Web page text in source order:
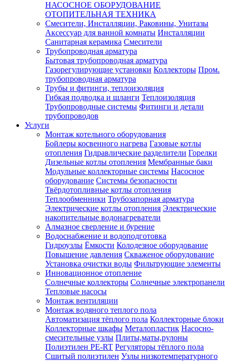
НАСОСНОЕ ОБОРУДОВАНИЕ
ОТОПИТЕЛЬНАЯ ТЕХНИКА
Смесители, Инсталляции, Раковины, Унитазы
Аксессуар для ванной комнаты Инсталляции
Санитарная керамика Смесители
Трубопроводная арматура
Бытовая трубопроводная арматура
Газорегулирующие установки Коллекторы Пром.
трубопроводная арматура
Трубы и фитинги, теплоизоляция
Гибкая подводка и шланги Теплоизоляция
Трубопроводные системы Фитинги и детали
трубопроводов
Услуги
Монтаж котельного оборудования
Бойлеры косвенного нагрева Газовые котлы
отопления Гидравлические разделители Горелки
Дизельные котлы отопления Мембранные баки
Модульные коллекторные системы Насосное
оборудование Системы безопасности
Твёрдотопливные котлы отопления
Теплообменники Трубозапорная арматура
Электрические котлы отопления Электрические
накопительные водонагреватели
Алмазное сверление и бурение
Водоснабжение и водоподготовка
Гидроузлы Ёмкости Колодезное оборудование
Повышение давления Скваженое оборудование
Установка очистки воды Фильтрующие элементы
Инновационное отопление
Солнечные коллекторы Солнечные электропанели
Тепловые насосы
Монтаж вентиляции
Монтаж водяного теплого пола
Автоматизация тёплого пола Коллекторные блоки
Коллекторные шкафы Металопластик Насосно-
смесительные узлы Плиты,маты,рулоны
Полиэтилен PE-RT Регуляторы тёплого пола
Сшитый полиэтилен Узлы низкотемпературного